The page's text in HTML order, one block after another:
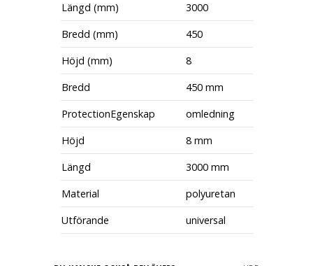
Längd (mm)
3000
Bredd (mm)
450
Höjd (mm)
8
Bredd
450 mm
ProtectionEgenskap
omledning
Höjd
8 mm
Längd
3000 mm
Material
polyuretan
Utförande
universal